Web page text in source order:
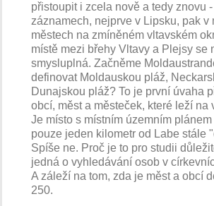
přistoupit i zcela nově a tedy znovu
záznamech, nejprve v Lipsku, pak v
městech na zmíněném vltavském
místě mezi břehy Vltavy a Plejsy se
smysluplná. Začněme
definovat Moldauskou pláž,
Dunajskou pláž? To je první úvaha
obcí, měst a městeček, které leží na
Je místo s místním územním
pouze jeden kilometr od Labe stále
Spíše ne. Proč je to pro studii
jedná o vyhledávání osob v
A záleží na tom, zda je měst a obcí
250.